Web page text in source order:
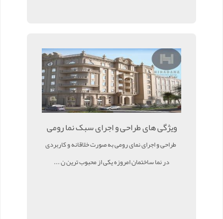
ویژگی های طراحی و اجرای سبک نما رومی
طراحی و اجرای نمای رومی به صورت خلاقانه و کاربردی
در نما ساختمان امروزه یکی از محبوب ترین ن ...